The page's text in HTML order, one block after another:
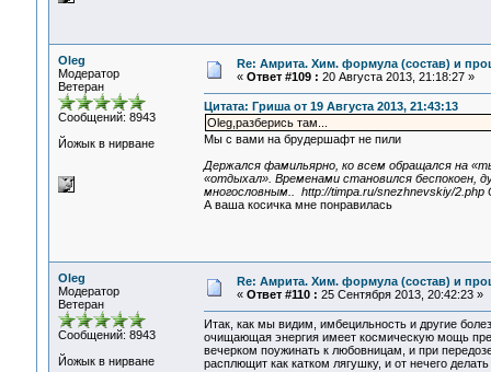
Oleg
Модератор
Ветеран
Сообщений: 8943
Йожык в нирване
Re: Амрита. Хим. формула (состав) и
« Ответ #109 : 20 Августа 2013, 21:18:27 »
Цитата: Гриша от 19 Августа 2013, 21:43:13
Oleg,разберись там...
Мы с вами на брудершафт не пили
Держался фамильярно, ко всем обращался на
«отдыхал». Временами становился беспокоен,
многословным.. http://timpa.ru/snezhnevskiy/
А ваша косичка мне понравилась
Oleg
Модератор
Ветеран
Сообщений: 8943
Йожык в нирване
Re: Амрита. Хим. формула (состав) и
« Ответ #110 : 25 Сентября 2013, 20:42:23 »
Итак, как мы видим, имбецильность и другие
очищающая энергия имеет космическую мощь
вечерком поужинать к любовницам, и при
расплющит как катком лягушку, и от нечего